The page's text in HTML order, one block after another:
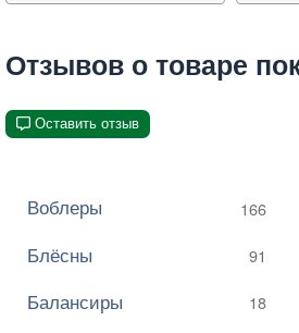
Отзывов о товаре
Оставить отзыв
Воблеры 166
Блёсны 91
Балансиры 18